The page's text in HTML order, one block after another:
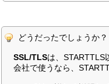
どうだったでしょうか？
SSL/TLSは、STARTTLS
会社で使うなら、